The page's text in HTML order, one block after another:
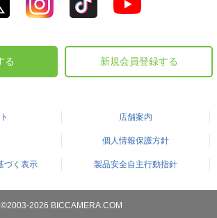
る 新規会員登録する
店舗案内
個人情報保護方針
づく表示 製品安全自主行動指針
©2003-2026 BICCAMERA.COM